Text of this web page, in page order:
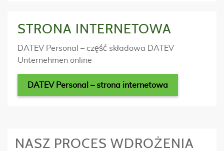
STRONA INTERNETOWA
DATEV Personal – część składowa DATEV
Unternehmen online
DATEV Personal – strona internetowa
NASZ PROCES WDROŻENIA